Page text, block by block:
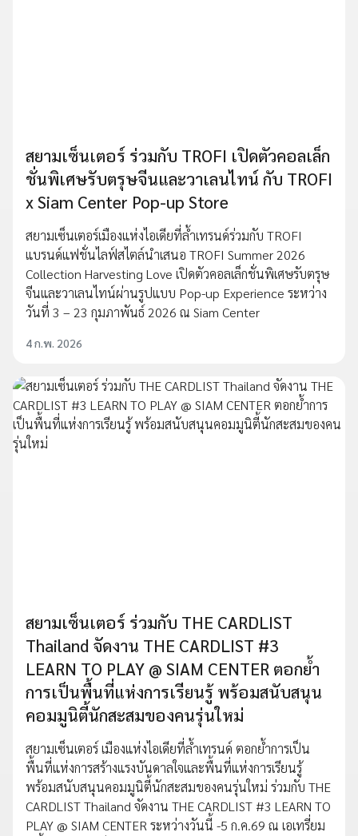
สยามเซ็นเตอร์ ร่วมกับ TROFI เปิดตัวคอลเล็ก
ชั่นพิเศษรับตรุษจีนและวาเลนไทน์ กับ TROFI
x Siam Center Pop-up Store
สยามเซ็นเตอร์เมืองแห่งไอเดียที่ล้ำเทรนด์ร่วมกับ TROFI
แบรนด์แฟชั่นไลฟ์สไตล์นำเสนอ TROFI Summer 2026
Collection Harvesting Love เปิดตัวคอลเล็กชั่นพิเศษรับตรุษ
จีนและวาเลนไทน์ผ่านรูปแบบ Pop-up Experience ระหว่าง
วันที่ 3 – 23 กุมภาพันธ์ 2026 ณ Siam Center
4 ก.พ. 2026
สยามเซ็นเตอร์ ร่วมกับ THE CARDLIST
Thailand จัดงาน THE CARDLIST #3
LEARN TO PLAY @ SIAM CENTER ตอกย้ำ
การเป็นพื้นที่แห่งการเรียนรู้ พร้อมสนับสนุน
คอมมูนิตี้นักสะสมของคนรุ่นใหม่
สยามเซ็นเตอร์ เมืองแห่งไอเดียที่ล้ำเทรนด์ ตอกย้ำการเป็น
พื้นที่แห่งการสร้างแรงบันดาลใจและพื้นที่แห่งการเรียนรู้
พร้อมสนับสนุนคอมมูนิตี้นักสะสมของคนรุ่นใหม่ ร่วมกับ THE
CARDLIST Thailand จัดงาน THE CARDLIST #3 LEARN TO
PLAY @ SIAM CENTER ระหว่างวันนี้ -5 ก.ค.69 ณ เอเทรี่ยม